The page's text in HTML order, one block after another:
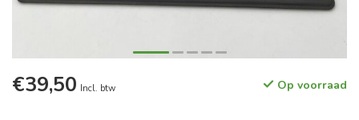
€39,50 Incl. btw Op voorraad